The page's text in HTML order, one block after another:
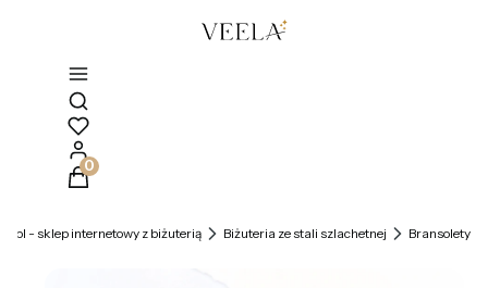
Otwórz wyszukiwarkę
Produkty w koszyku: 0. Zobacz szczegóły
- sklep internetowy z biżuterią Biżuteria ze stali szlachetnej Bransolety